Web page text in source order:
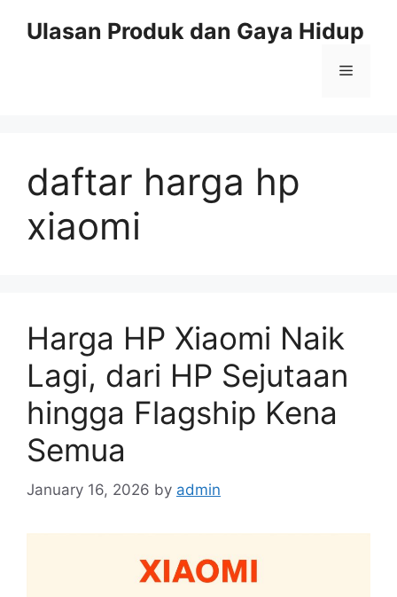
Ulasan Produk dan Gaya Hidup
Menu
daftar harga hp
xiaomi
Harga HP Xiaomi Naik
Lagi, dari HP Sejutaan
hingga Flagship Kena
Semua
January 16, 2026 by admin